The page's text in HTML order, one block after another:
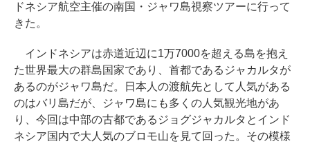
ドネシア航空主催の南国・ジャワ島視察ツアーに行って
きた。
インドネシアは赤道近辺に1万7000を超える島を抱え
た世界最大の群島国家であり、首都であるジャカルタが
あるのがジャワ島だ。日本人の渡航先として人気がある
のはバリ島だが、ジャワ島にも多くの人気観光地があ
り、今回は中部の古都であるジョグジャカルタとインド
ネシア国内で大人気のブロモ山を見て回った。その模様